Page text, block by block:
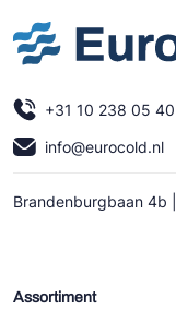
+31 10 238 05 40
info@eurocold.nl
Brandenburgbaan 4b
Assortiment